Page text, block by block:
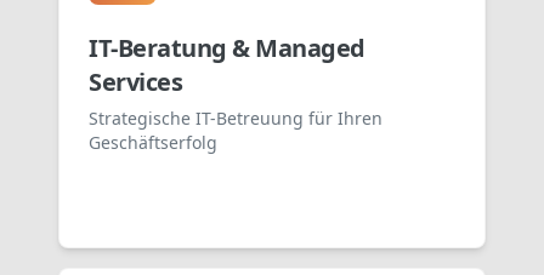
IT-Beratung & Managed
Services
Strategische IT-Betreuung für Ihren
Geschäftserfolg
+49 (0) 221 3 79 54 87 10